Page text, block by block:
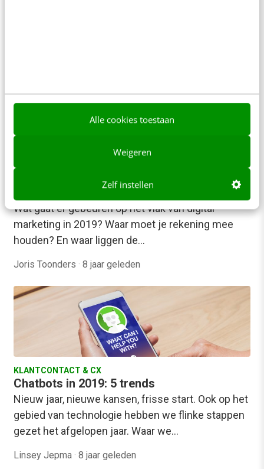
Alle cookies toestaan
Weigeren
Zelf instellen
MARKETING
Online marketing: een terugblik & de trends
Wat gaat er gebeuren op het vlak van digital
marketing in 2019? Waar moet je rekening mee
houden? En waar liggen de…
Joris Toonders · 8 jaar geleden
KLANTCONTACT & CX
Chatbots in 2019: 5 trends
Nieuw jaar, nieuwe kansen, frisse start. Ook op het
gebied van technologie hebben we flinke stappen
gezet het afgelopen jaar. Waar we…
Linsey Jepma · 8 jaar geleden